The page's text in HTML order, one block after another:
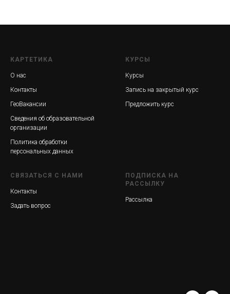
КАРТЕТИКА
О нас
Контакты
ГеоВакансии
Сведения об образовательной
организации
Политика обработки
персональных данных
КУРСЫ
Курсы
Запись на закрытый курс
Предложить курс
СВЯЗАТЬСЯ С НАМИ
Контакты
Задать вопрос
ПОДПИСКА НА
РАССЫЛКУ
Рассылка